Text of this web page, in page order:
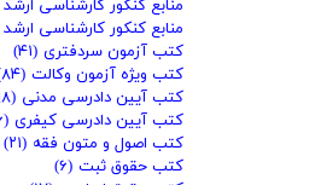
منابع کنکور کارشناسی
منابع کنکور کارشناسی
کتب آزمون سردفتری (۴۱)
کتب ویژه آزمون وکالت (۸۴)
کتب آیین دادرسی مدنی (۹۸)
کتب آیین دادرسی کیفری (۱۶)
کتب اصول و متون فقه (۲۱)
کتب حقوق ثبت (۶)